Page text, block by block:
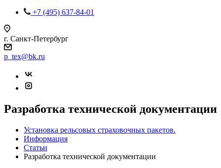
+7 (495) 637-84-01
г. Санкт-Петербург
p_tex@bk.ru
Разработка технической документации
Установка рельсовых страховочных пакетов.
Информация
Статьи
Разработка технической документации